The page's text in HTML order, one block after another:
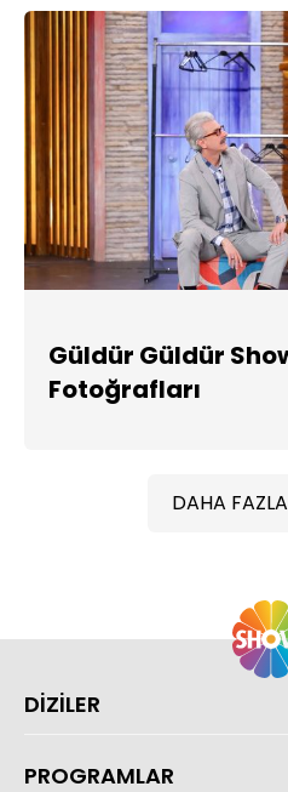
Güldür Güldür
Fotoğrafları
DAHA
DİZİLER
PROGRAMLAR